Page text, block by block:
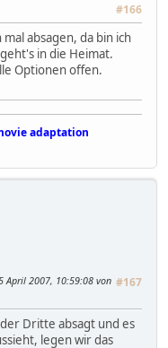
#166
absagen, da bin ich
in die Heimat.
Optionen offen.
adaptation
#167
April 2007, 10:59:08 von
Dritte absagt und es
legen wir das